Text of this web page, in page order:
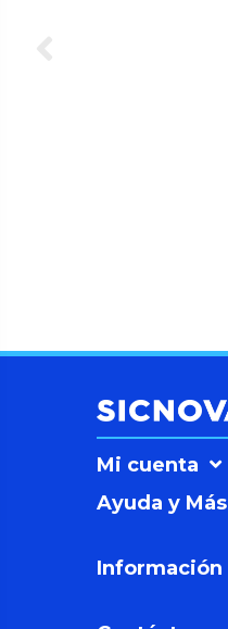
Mi cuenta
Ayuda y Más
Información